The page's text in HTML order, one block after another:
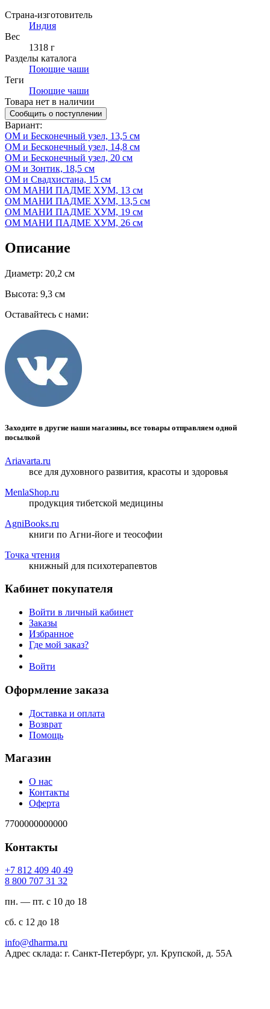
Страна-изготовитель
Индия
Вес
1318 г
Разделы каталога
Поющие чаши
Теги
Поющие чаши
Товара нет в наличии
Сообщить о поступлении
Вариант:
ОМ и Бесконечный узел, 13,5 см
ОМ и Бесконечный узел, 14,8 см
ОМ и Бесконечный узел, 20 см
ОМ и Зонтик, 18,5 см
ОМ и Свадхистана, 15 см
ОМ МАНИ ПАДМЕ ХУМ, 13 см
ОМ МАНИ ПАДМЕ ХУМ, 13,5 см
ОМ МАНИ ПАДМЕ ХУМ, 19 см
ОМ МАНИ ПАДМЕ ХУМ, 26 см
Описание
Диаметр: 20,2 см
Высота: 9,3 см
Оставайтесь с нами:
Заходите в другие наши магазины, все товары отправляем одной
посылкой
Ariavarta.ru
все для духовного развития, красоты и здоровья
MenlaShop.ru
продукция тибетской медицины
AgniBooks.ru
книги по Агни-йоге и теософии
Точка чтения
книжный для психотерапевтов
Кабинет покупателя
Войти в личный кабинет
Заказы
Избранное
Где мой заказ?
Войти
Оформление заказа
Доставка и оплата
Возврат
Помощь
Магазин
О нас
Контакты
Оферта
7700000000000
Контакты
94 04 904 218 7+
23 13 707 008 8
пн. — пт. с 10 до 18
сб. с 12 до 18
ur.amrahd@ofni
Адрес склада: г. Санкт-Петербург, ул. Крупской, д. 55А